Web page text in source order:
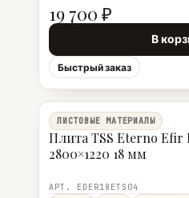
19 700 ₽
В
Быстрый заказ
ЛИСТОВЫЕ МАТЕРИАЛЫ
Плита TSS Eterno Efir
2800×1220 18 мм
АРТ. EDER18ETS04